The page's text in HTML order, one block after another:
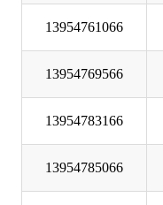
13954761066
13954769566
13954783166
13954785066